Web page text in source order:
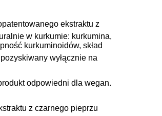
ekstraktu z
w kurkumie: kurkumina,
kurkuminoidów, skład
wyłącznie na
odpowiedni dla wegan.
z czarnego pieprzu